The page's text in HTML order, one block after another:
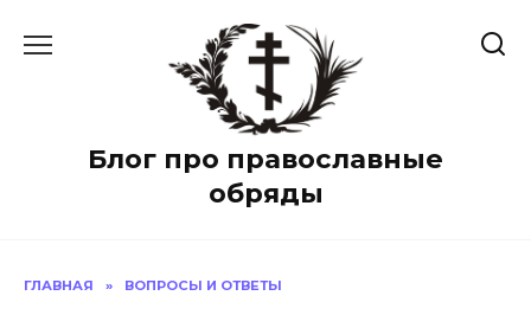
Блог про православные
обряды
ГЛАВНАЯ » ВОПРОСЫ И ОТВЕТЫ